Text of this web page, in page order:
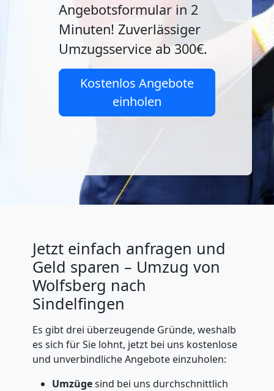
Angebotsformular in 2
Minuten! Zuverlässiger
Umzugsservice ab 300€.
Kostenlos Angebote
einholen
Jetzt einfach anfragen und
Geld sparen – Umzug von
Wolfsberg nach
Sindelfingen
Es gibt drei überzeugende Gründe, weshalb
es sich für Sie lohnt, jetzt bei uns kostenlose
und unverbindliche Angebote einzuholen:
Umzügesind bei uns durchschnittlich